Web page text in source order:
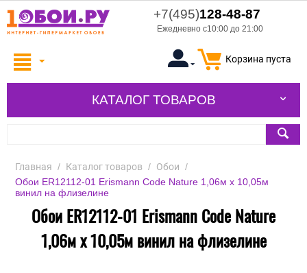
+7(495)128-48-87
Ежедневно с10:00 до 21:00
Корзина пуста
КАТАЛОГ ТОВАРОВ
Главная / Каталог товаров / Обои /
Обои ER12112-01 Erismann Code Nature 1,06м х 10,05м
винил на флизелине
Обои ER12112-01 Erismann Code Nature
1,06м х 10,05м винил на флизелине